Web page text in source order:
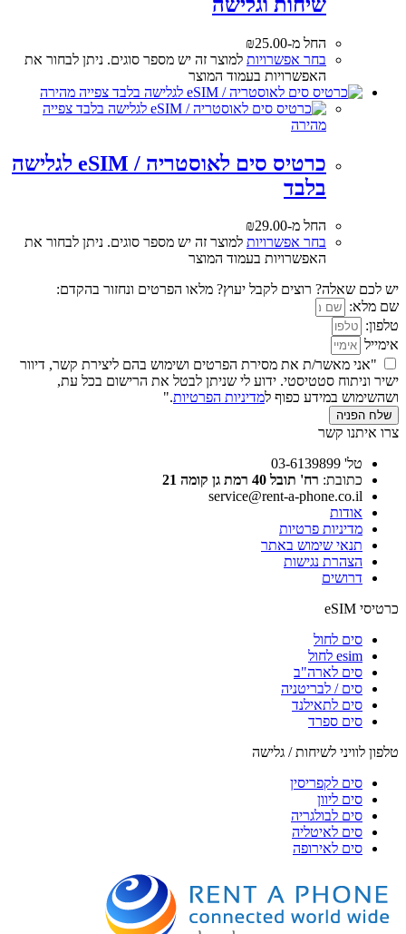
החל מ- ₪25.00
בחר אפשרויות למוצר זה יש מספר סוגים. ניתן לבחור את
האפשרויות בעמוד המוצר
צפייה מהירה
צפייה
מהירה
כרטיס סים לאוסטריה / eSIM לגלישה
בלבד
החל מ- ₪29.00
בחר אפשרויות למוצר זה יש מספר סוגים. ניתן לבחור את
האפשרויות בעמוד המוצר
יש לכם שאלה? רוצים לקבל יעוץ? מלאו הפרטים ונחזור בהקדם:
שם מלא:
טלפון:
אימייל
"אני מאשר/ת את מסירת הפרטים ושימוש בהם ליצירת קשר, דיוור
ישיר וניתוח סטטיסטי. ידוע לי שניתן לבטל את הרישום בכל עת,
ושהשימוש במידע כפוף ל מדיניות הפרטיות."
שלח הפניה
צרו איתנו קשר
טל' 03-6139899
כתובת:רח' תובל 40 רמת גן קומה 21
service@rent-a-phone.co.il
אודות
מדיניות פרטיות
תנאי שימוש באתר
הצהרת נגישות
דרושים
כרטיסי eSIM
סים לחול
esim לחול
סים לארה"ב
סים / לבריטניה
סים לתאילנד
סים ספרד
טלפון לוויני לשיחות / גלישה
סים לקפריסין
סים ליוון
סים לבולגריה
סים לאיטליה
סים לאירופה